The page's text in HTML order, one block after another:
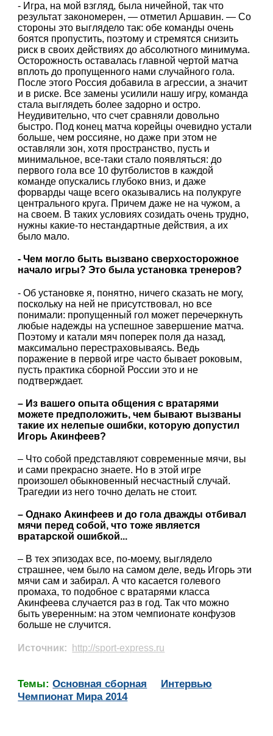
- Игра, на мой взгляд, была ничейной, так что
результат закономерен, — отметил Аршавин. — Со
стороны это выглядело так: обе команды очень
боятся пропустить, поэтому и стремятся снизить
риск в своих действиях до абсолютного минимума.
Осторожность оставалась главной чертой матча
вплоть до пропущенного нами случайного гола.
После этого Россия добавила в агрессии, а значит
и в риске. Все замены усилили нашу игру, команда
стала выглядеть более задорно и остро.
Неудивительно, что счет сравняли довольно
быстро. Под конец матча корейцы очевидно устали
больше, чем россияне, но даже при этом не
оставляли зон, хотя пространство, пусть и
минимальное, все-таки стало появляться: до
первого гола все 10 футболистов в каждой
команде опускались глубоко вниз, и даже
форварды чаще всего оказывались на полукруге
центрального круга. Причем даже не на чужом, а
на своем. В таких условиях созидать очень трудно,
нужны какие-то нестандартные действия, а их
было мало.
- Чем могло быть вызвано сверхосторожное
начало игры? Это была установка тренеров?
- Об установке я, понятно, ничего сказать не могу,
поскольку на ней не присутствовал, но все
понимали: пропущенный гол может перечеркнуть
любые надежды на успешное завершение матча.
Поэтому и катали мяч поперек поля да назад,
максимально перестраховываясь. Ведь
поражение в первой игре часто бывает роковым,
пусть практика сборной России это и не
подтверждает.
– Из вашего опыта общения с вратарями
можете предположить, чем бывают вызваны
такие их нелепые ошибки, которую допустил
Игорь Акинфеев?
– Что собой представляют современные мячи, вы
и сами прекрасно знаете. Но в этой игре
произошел обыкновенный несчастный случай.
Трагедии из него точно делать не стоит.
– Однако Акинфеев и до гола дважды отбивал
мячи перед собой, что тоже является
вратарской ошибкой...
– В тех эпизодах все, по-моему, выглядело
страшнее, чем было на самом деле, ведь Игорь эти
мячи сам и забирал. А что касается голевого
промаха, то подобное с вратарями класса
Акинфеева случается раз в год. Так что можно
быть уверенным: на этом чемпионате конфузов
больше не случится.
Источник: http://sport-express.ru
Темы:Основная сборная
Интервью
Чемпионат Мира 2014